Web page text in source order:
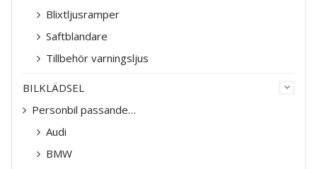
Blixtljusramper
Saftblandare
Tillbehör varningsljus
BILKLÄDSEL
Personbil passande…
Audi
BMW